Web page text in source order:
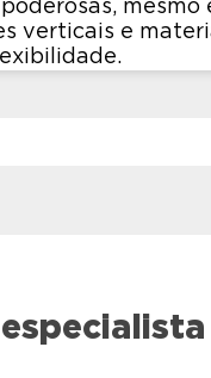
mesmo
verticais e